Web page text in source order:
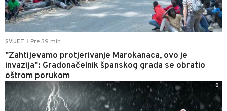
SVIJET Pre 39 min
"Zahtijevamo protjerivanje Marokanaca, ovo je
invazija": Gradonačelnik španskog grada se obratio
oštrom porukom
0